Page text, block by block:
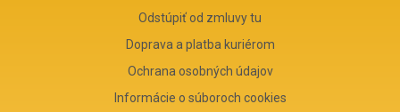
Odstúpiť od zmluvy tu
Doprava a platba kuriérom
Ochrana osobných údajov
Informácie o súboroch cookies